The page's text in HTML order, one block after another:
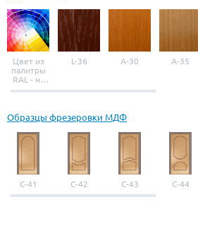
Цвет из
палитры
RAL - на
выбор
L-36 A-30 A-35
Образцы фрезеровки МДФ
С-41 С-42 С-43 С-44